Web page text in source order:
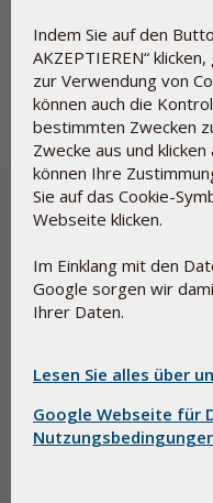
Warum steht Selen
Indem Sie auf den
AKZEPTIEREN“
zur Verwendung von
können auch die
bestimmten Zwecken
Zwecke aus und klicken
können Ihre
Sie auf das Cookie-
Webseite klicken.
Im Einklang mit den
Google sorgen wir
Ihrer Daten.
Lesen Sie alles über
Google Webseite für